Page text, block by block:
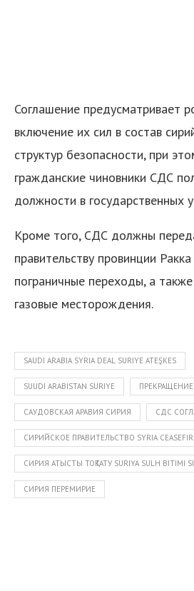
Соглашение предусматривает
включение их сил в состав
структур безопасности, при
гражданские чиновники СДС
должности в государственных
Кроме того, СДС должны
правительству провинции
пограничные переходы, а
газовые месторождения.
SAUDI ARABIA SYRIA DEAL SURIYE ATEŞKES
SUUDI ARABISTAN SURIYE
САУДОВСКАЯ АРАВИЯ СИРИЯ СДС
СИРИЙСКОЕ ПРАВИТЕЛЬСТВО SYRIA
СИРИЯ АТЫСТЫ ТОҚТАТУ SURIYA SULH BITIMI
СИРИЯ ПЕРЕМИРИЕ